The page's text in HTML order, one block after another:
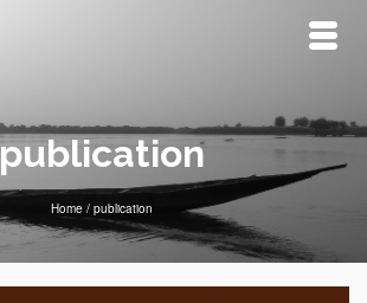
publication
Home / publication